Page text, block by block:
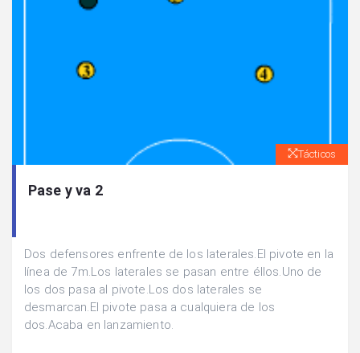
Tácticos
Pase y va 2
Dos defensores enfrente de los laterales.El pivote en la
línea de 7m.Los laterales se pasan entre éllos.Uno de
los dos pasa al pivote.Los dos laterales se
desmarcan.El pivote pasa a cualquiera de los
dos.Acaba en lanzamiento.